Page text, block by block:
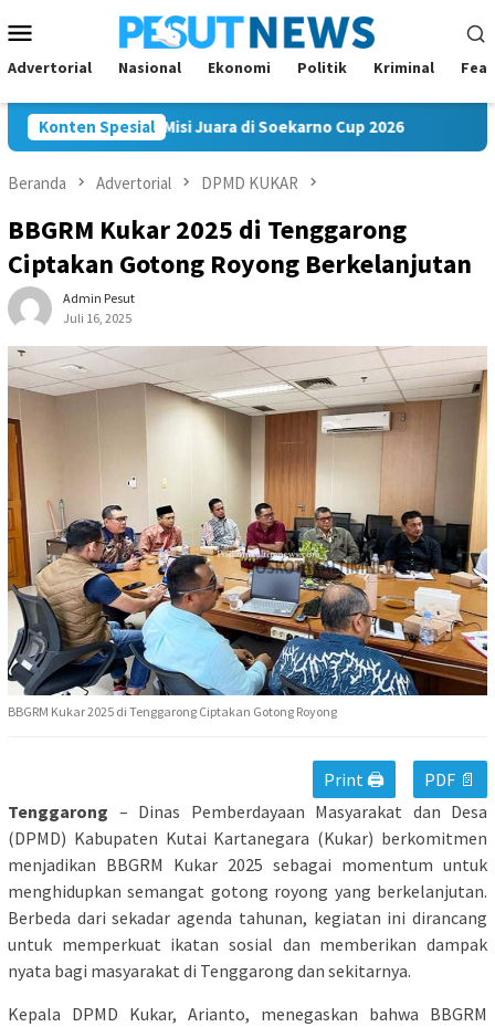
ke
kontenMobile
Advertorial Nasional Ekonomi Politik Kriminal
Konten Spesial
FC Bawa Misi Juara di Soekarno Cup 2026 Andi Satya
Beranda Advertorial DPMD KUKAR
BBGRM Kukar 2025 di Tenggarong
Ciptakan Gotong Royong Berkelanjutan
Admin Pesut
Juli 16, 2025
BBGRM Kukar 2025 di Tenggarong Ciptakan Gotong Royong
Print 🖨
PDF 📄
Tenggarong – Dinas Pemberdayaan Masyarakat dan Desa
(DPMD) Kabupaten Kutai Kartanegara (Kukar) berkomitmen
menjadikan BBGRM Kukar 2025 sebagai momentum untuk
menghidupkan semangat gotong royong yang berkelanjutan.
Berbeda dari sekadar agenda tahunan, kegiatan ini dirancang
untuk memperkuat ikatan sosial dan memberikan dampak
nyata bagi masyarakat di Tenggarong dan sekitarnya.
Kepala DPMD Kukar, Arianto, menegaskan bahwa BBGRM